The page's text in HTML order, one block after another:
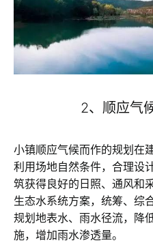
2、顺应气
小镇顺应气候而作的规划在
利用场地自然条件，合理设
筑获得良好的日照、通风和
生态水系统方案，统筹、综
规划地表水、雨水径流，降
施，增加雨水渗透量。